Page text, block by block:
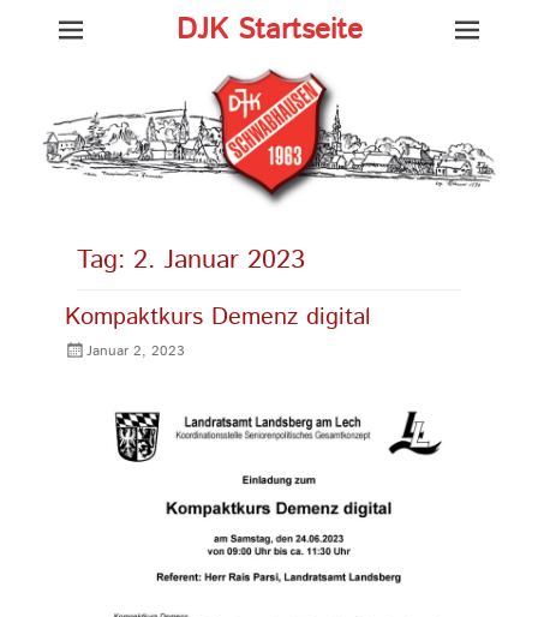
DJK Startseite
Tag: 2. Januar 2023
Kompaktkurs Demenz digital
Gepostet
Januar 2, 2023